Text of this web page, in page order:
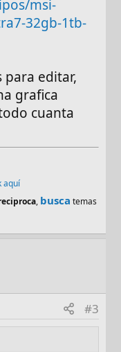
msi-
32gb-1tb-
para editar,
grafica
cuanta
aquí
, busca temas
#3